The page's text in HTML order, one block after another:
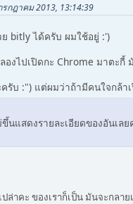
รกฎาคม 2013, 13:14:39
ย bitly ได้ครับ ผมใช้อยู่ :')
องไปเปิดกะ Chrome มาตะ
รับ :") แต่ผมว่าถ้ามีคนใจกล้า
นแสดงรายละเอียดของอันเล
ล่าคะ ของเราก็เป็น มันจะกลา